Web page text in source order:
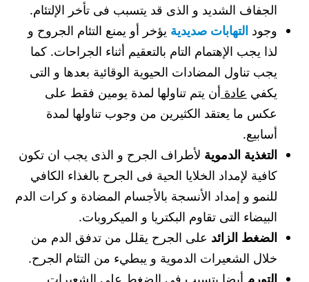
الجفاف الشديد و الذى قد يتسبب فى تأخر الإلتئام.
وجود التهابات صديدية يؤخر أو يمنع التئام الجروح و
لذا يجب الإهتمام التام بالتعقيم أثناء الجراحات. كما
يجب تناول المضادات الحيوية الوقائية بعدها و التى
يكفي عادة أن يتم تناولها لمدة يومين فقط على
عكس ما يعتقد الكثيرين من وجوب تناولها لمدة
أسابيع.
التغذية الدموية لأطراف الجرح و الذى يجب ان تكون
كافية لإمداد الخلايا الحية فى الجرح بالغذاء الكافي
للنمو و إمداد الأنسجة بالأجسام المضادة و كرات الدم
البيضاء التى تقاوم البكتريا و الميكروبات.
الضغط الزائد على الجرح يقلل من تدفق الدم من
خلال الشعيرات الدموية و يبطيء من التئام الجرح.
التورم أيضا يتسبب فى الضغط على الشعيرات